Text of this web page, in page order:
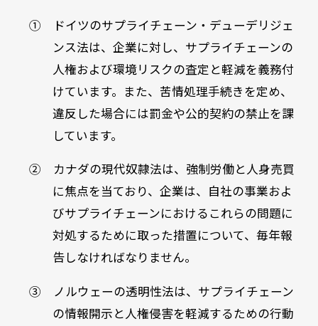
① ドイツのサプライチェーン・デューデリジェ
ンス法は、企業に対し、サプライチェーンの
人権および環境リスクの査定と軽減を義務付
けています。また、苦情処理手続きを定め、
違反した場合には罰金や公的契約の禁止を課
しています。
② カナダの現代奴隷法は、強制労働と人身売買
に焦点を当ており、企業は、自社の事業およ
びサプライチェーンにおけるこれらの問題に
対処するために取った措置について、毎年報
告しなければなりません。
③ ノルウェーの透明性法は、サプライチェーン
の情報開示と人権侵害を軽減するための行動